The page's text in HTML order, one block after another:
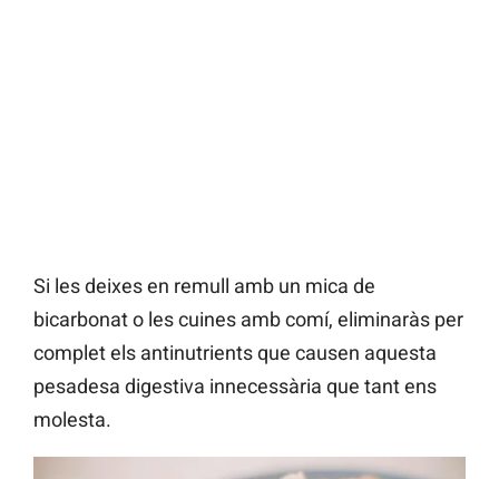
Si les deixes en remull amb un mica de
bicarbonat o les cuines amb comí, eliminaràs per
complet els antinutrients que causen aquesta
pesadesa digestiva innecessària que tant ens
molesta.